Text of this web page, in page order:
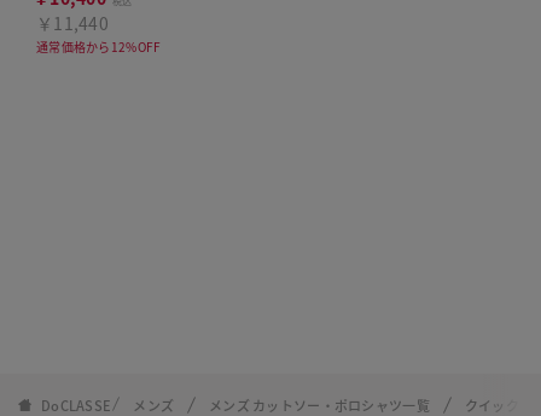
￥11,440
通常価格から12%OFF
DoCLASSE メンズ メンズ カットソー・ポロシャツ一覧 クイックド